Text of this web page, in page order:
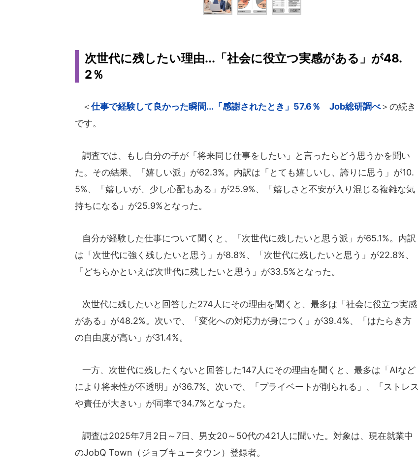
次世代に残したい理由...「社会に役立つ実感がある」が48.
2％
＜仕事で経験して良かった瞬間...「感謝されたとき」57.6％ Job総研調べ＞の続き
です。
調査では、もし自分の子が「将来同じ仕事をしたい」と言ったらどう思うかを聞い
た。その結果、「嬉しい派」が62.3%。内訳は「とても嬉しいし、誇りに思う」が10.
5%、「嬉しいが、少し心配もある」が25.9%、「嬉しさと不安が入り混じる複雑な気
持ちになる」が25.9%となった。
自分が経験した仕事について聞くと、「次世代に残したいと思う派」が65.1%。内訳
は「次世代に強く残したいと思う」が8.8%、「次世代に残したいと思う」が22.8%、
「どちらかといえば次世代に残したいと思う」が33.5%となった。
次世代に残したいと回答した274人にその理由を聞くと、最多は「社会に役立つ実感
がある」が48.2%。次いで、「変化への対応力が身につく」が39.4%、「はたらき方
の自由度が高い」が31.4%。
一方、次世代に残したくないと回答した147人にその理由を聞くと、最多は「AIなど
により将来性が不透明」が36.7%。次いで、「プライベートが削られる」、「ストレス
や責任が大きい」が同率で34.7%となった。
調査は2025年7月2日～7日、男女20～50代の421人に聞いた。対象は、現在就業中
のJobQ Town（ジョブキュータウン）登録者。